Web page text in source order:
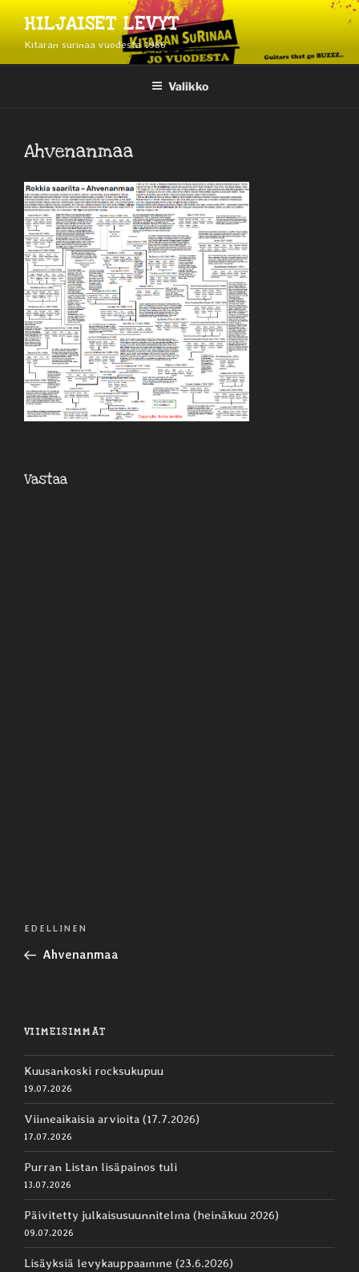
sisältöönHILJAISET LEVYT
Kitaran surinaa vuodesta 1986
Valikko
Ahvenanmaa
Vastaa
Artikkelien
Edellinen
artikkeli
EDELLINEN
Ahvenanmaa
VIIMEISIMMÄT
Kuusankoski rocksukupuu
19.07.2026
Viimeaikaisia arvioita (17.7.2026)
17.07.2026
Purran Listan lisäpainos tuli
13.07.2026
Päivitetty julkaisusuunnitelma (heinäkuu 2026)
09.07.2026
Lisäyksiä levykauppaamme (23.6.2026)